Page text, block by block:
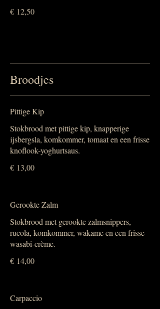
€ 12,50
Broodjes
Pittige Kip
Stokbrood met pittige kip, knapperige
ijsbergsla, komkommer, tomaat en een frisse
knoflook-yoghurtsaus.
€ 13,00
Gerookte Zalm
Stokbrood met gerookte zalmsnippers,
rucola, komkommer, wakame en een frisse
wasabi-crème.
€ 14,00
Carpaccio